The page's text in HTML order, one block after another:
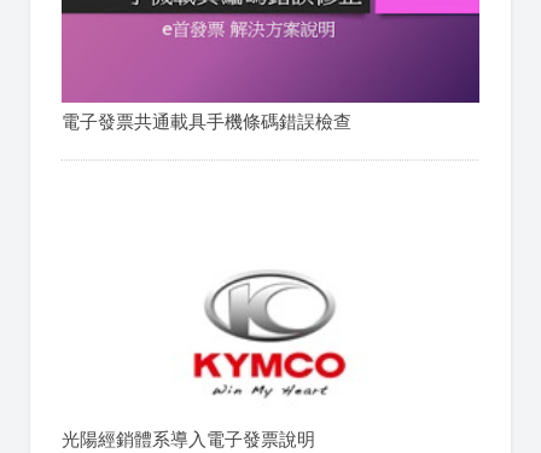
電子發票共通載具手機條碼錯誤檢查
光陽經銷體系導入電子發票說明